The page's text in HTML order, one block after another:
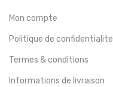
Mon compte
Politique de confidentialite
Termes & conditions
Informations de livraison